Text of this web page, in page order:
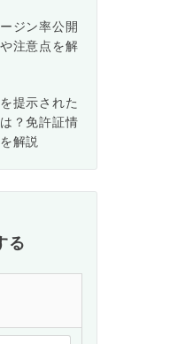
ジン率公開
注意点を解
提示された
？免許証情
解説
る